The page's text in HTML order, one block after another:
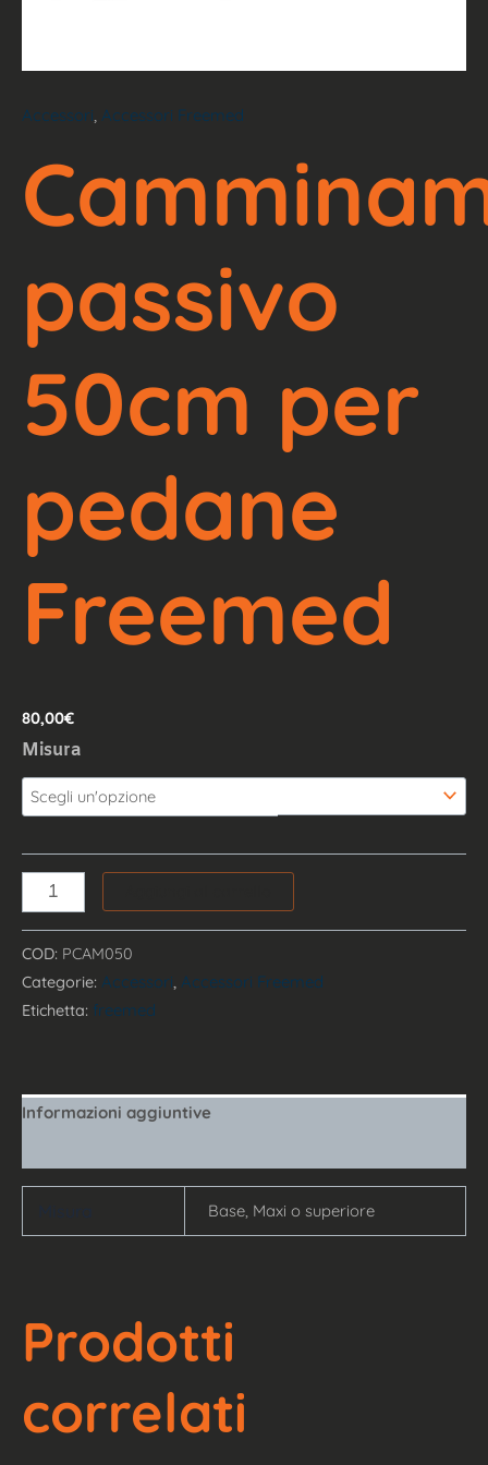
Accessori Accessori Freemed
passivo
50cm per
pedane
Freemed
80,00€
Misura
COD: PCAM050
Categorie: Accessori Accessori Freemed
Etichetta: freemed
Informazioni aggiuntive
Base, Maxi o superiore
Prodotti
correlati